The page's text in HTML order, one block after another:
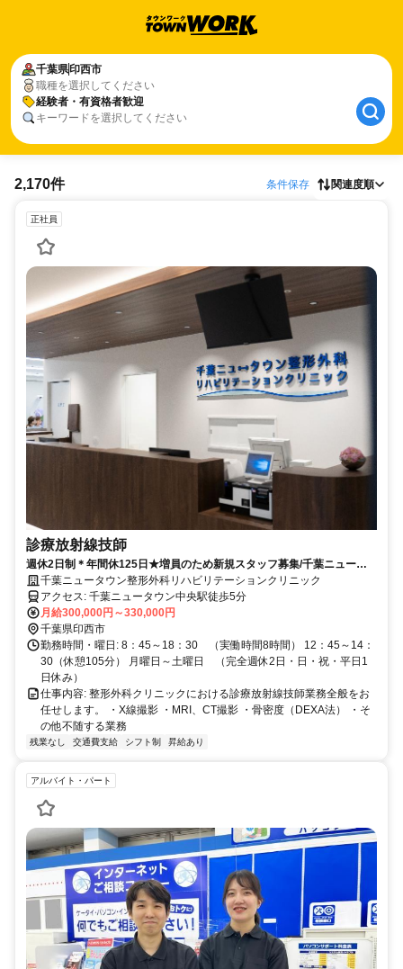
千葉県印西市
職種を選択してください
経験者・有資格者歓迎
キーワードを選択してください
2,170件 条件保存 関連度順
正社員
診療放射線技師
週休2日制＊年間休125日★増員のため新規スタッフ募集/千葉ニュータ
ウン中央駅前
千葉ニュータウン整形外科リハビリテーションクリニック
アクセス: 千葉ニュータウン中央駅徒歩5分
月給300,000円～330,000円
千葉県印西市
勤務時間・曜日: 8：45～18：30 （実働時間8時間） 12：45～14：
30（休憩105分） 月曜日～土曜日 （完全週休2日・日・祝・平日1
日休み）
仕事内容: 整形外科クリニックにおける診療放射線技師業務全般をお
任せします。 ・X線撮影 ・MRI、CT撮影 ・骨密度（DEXA法） ・そ
の他不随する業務
残業なし 交通費支給 シフト制 昇給あり
アルバイト・パート